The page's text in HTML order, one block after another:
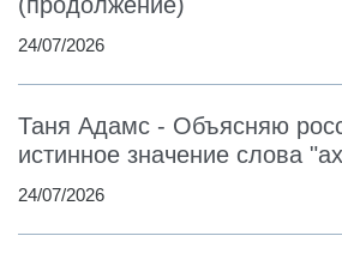
24/07/2026
Таня Адамс - Объясняю
истинное значение слова
24/07/2026